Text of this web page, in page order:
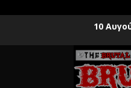
10